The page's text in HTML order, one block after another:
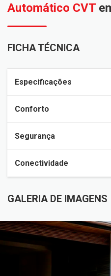
Automático CVT
FICHA TÉCNICA
Especificações
Conforto
Segurança
Conectividade
GALERIA DE IMAGENS